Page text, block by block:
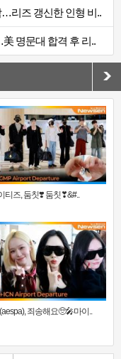
리즈 갱신한 인형 비..
명문대 합격 후 리..
티즈, 둠칫❣️ 둠칫❣&#..
죄송해요🥺🎤마이..